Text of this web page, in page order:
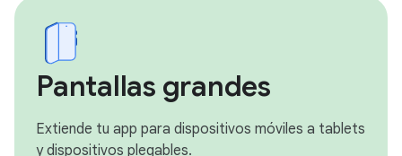
Pantallas grandes
Extiende tu app para dispositivos móviles a tablets
y dispositivos plegables.